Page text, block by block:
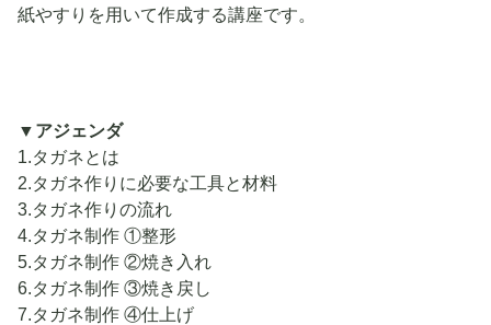
紙やすりを用いて作成する講座です。
▼アジェンダ
1.タガネとは
2.タガネ作りに必要な工具と材料
3.タガネ作りの流れ
4.タガネ制作 ①整形
5.タガネ制作 ②焼き入れ
6.タガネ制作 ③焼き戻し
7.タガネ制作 ④仕上げ